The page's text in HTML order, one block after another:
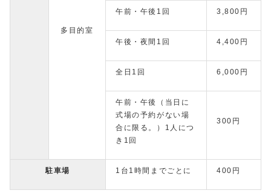
多目的室
午前・午後1回 3,800円
午後・夜間1回 4,400円
全日1回 6,000円
午前・午後（当日に
式場の予約がない場
合に限る。）1人につ
き1回
300円
駐車場 1台1時間までごとに 400円